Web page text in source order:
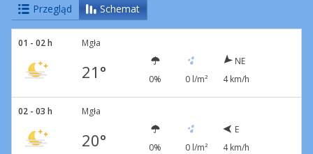
Przegląd Schemat
01 - 02 h Mgła
21° 0% 0 l/m²
NE
4 km/h
02 - 03 h Mgła
20° 0% 0 l/m²
E
4 km/h